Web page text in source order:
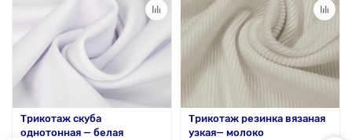
Трикотаж скуба
однотонная — белая
Трикотаж резинка вязаная
узкая— молоко